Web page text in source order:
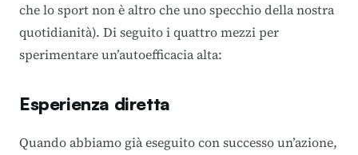
che lo sport non è altro che uno specchio della nostra
quotidianità). Di seguito i quattro mezzi per
sperimentare un’autoefficacia alta:
Esperienza diretta
Quando abbiamo già eseguito con successo un’azione,